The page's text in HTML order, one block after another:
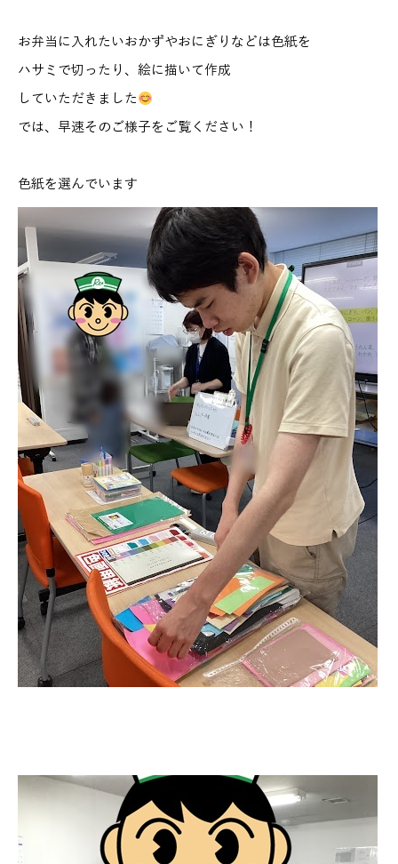
お弁当に入れたいおかずやおにぎりなどは色紙を
ハサミで切ったり、絵に描いて作成
していただきました
では、早速そのご様子をご覧ください！
色紙を選んでいます